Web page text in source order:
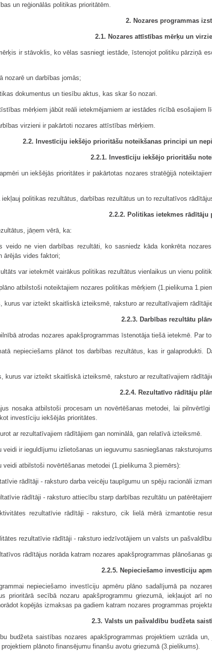
un reģionālās politikas prioritātēm.
2. Nozares programmas
2.1. Nozares attīstības mērķu un
ir stāvoklis, ko vēlas sasniegt iestāde, īstenojot politiku pārziņā
nozarē un darbības jomās;
dokumentus un tiesību aktus, kas skar šo nozari.
mērķiem jābūt reāli ietekmējamiem ar iestādes rīcībā esošajiem
virzieni ir pakārtoti nozares attīstības mērķiem.
2.2. Investīciju iekšējo prioritāšu noteikšanas principi un
2.2.1. Investīciju iekšējo prioritāšu
un iekšējās prioritātes ir pakārtotas nozares stratēģijā
iekļauj politikas rezultātus, darbības rezultātus un to rezultatīvos
2.2.2. Politikas ietekmes rādītāju
jāņem vērā, ka:
veido ne vien darbības rezultāti, ko sasniedz kāda konkrēta
ārējās vides faktori;
var ietekmēt vairākus politikas rezultātus vienlaikus un vienu
atbilstoši noteiktajiem nozares politikas mērķiem (1.pielikuma
kurus var izteikt skaitliskā izteiksmē, raksturo ar rezultatīvajiem
2.2.3. Darbības rezultātu
atrodas nozares apakšprogrammas īstenotāja tiešā ietekmē. Par
nepieciešams plānot tos darbības rezultātus, kas ir
kurus var izteikt skaitliskā izteiksmē, raksturo ar rezultatīvajiem
2.2.4. Rezultatīvo rādītāju
nosaka atbilstoši procesam un novērtēšanas metodei, lai
investīciju iekšējās prioritātes.
ar rezultatīvajiem rādītājiem gan nominālā, gan relatīvā izteiksmē.
veidi ir ieguldījumu izlietošanas un ieguvumu sasniegšanas
veidi atbilstoši novērtēšanas metodei (1.pielikuma 3.piemērs):
rādītāji - raksturo darba veicēju taupīgumu un spēju racionāli
rādītāji - raksturo attiecību starp darbības rezultātu un
rezultatīvie rādītāji - raksturo, cik lielā mērā izmantotie
rezultatīvie rādītāji - raksturo iedzīvotājiem un valsts un
rādītājus norāda katram nozares apakšpro­grammas plānošanas
2.2.5. Nepieciešamo investīciju
nepieciešamo investīciju apmēru plāno sadalījumā pa
prioritārā secībā nozaru apakšprogrammu griezumā, iekļaujot arī
kopējās izmaksas pa gadiem katram nozares programmas
2.3. Valsts un pašvaldību budžeta
budžeta saistības nozares apakšprogrammas projektiem uzrāda
plānoto finansējumu finanšu avotu griezumā (3.pielikums).